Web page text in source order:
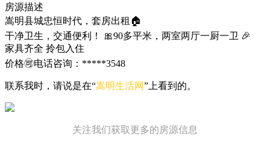
房源描述
嵩明县城忠恒时代，套房出租🏠
干净卫生，交通便利！ 🎀90多平米，两室两厅一厨一卫 🎉
家具齐全 拎包入住
价格🉑️电话咨询：*****3548
联系我时，请说是在“嵩明生活网”上看到的。
关注我们获取更多的房源信息